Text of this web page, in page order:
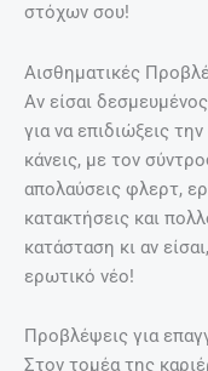
στόχων σου!
Αισθηματικές
Αν είσαι
για να επιδιώξεις
κάνεις, με τον
απολαύσεις φλερτ,
κατακτήσεις και
κατάσταση κι αν
ερωτικό νέο!
Προβλέψεις για
Στον τομέα της